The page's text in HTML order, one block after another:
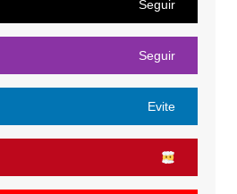
Seguir
Seguir
Evite